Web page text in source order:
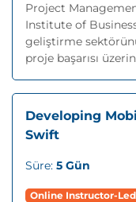
Project
Institute of
geliştirme
proje başarısı
Developing
Swift
Süre: 5 Gün
Online Instructor-Led